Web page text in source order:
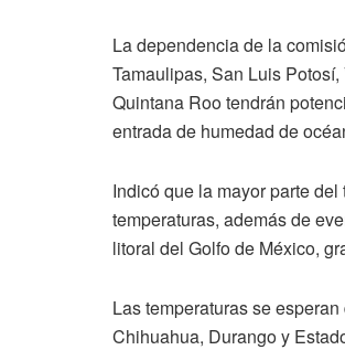
La dependencia de la
Tamaulipas, San Luis
Quintana Roo tendrán
entrada de humedad de
Indicó que la mayor parte
temperaturas, además de
litoral del Golfo de México,
Las temperaturas se
Chihuahua, Durango y